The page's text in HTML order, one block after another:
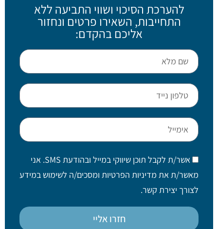
להערכת הסיכוי ושווי התביעה ללא
התחייבות, השאירו פרטים ונחזור
אליכם בהקדם:
אשר/ת לקבל תוכן שיווקי במייל ובהודעת SMS. אני
מאשר/ת את מדיניות הפרטיות ומסכים/ה לשימוש במידע
לצורך יצירת קשר.
חזרו אליי